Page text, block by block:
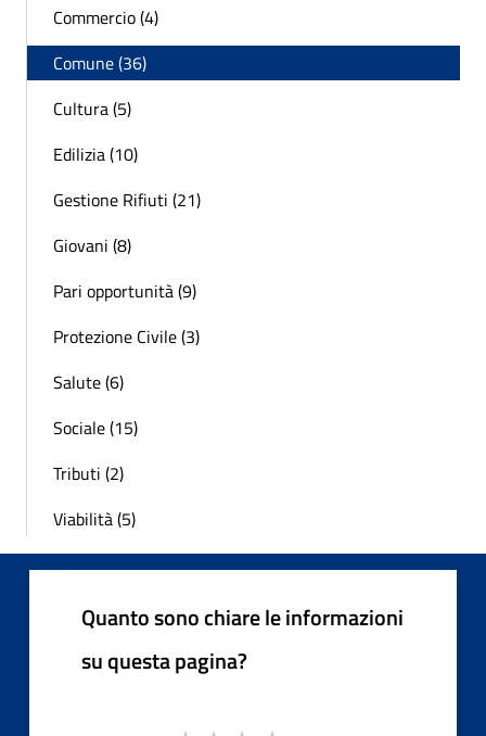
Commercio (4)
Comune (36)
Cultura (5)
Edilizia (10)
Gestione Rifiuti (21)
Giovani (8)
Pari opportunità (9)
Protezione Civile (3)
Salute (6)
Sociale (15)
Tributi (2)
Viabilità (5)
Quanto sono chiare le informazioni
su questa pagina?